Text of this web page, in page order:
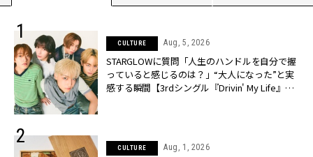
CULTURE Aug, 5, 2026
STARGLOWに質問「人生のハンドルを自分で握
っていると感じるのは？」“大️人になった”と実
感する瞬間【3rdシングル『Drivin' My Life』発
CULTURE Aug, 1, 2026